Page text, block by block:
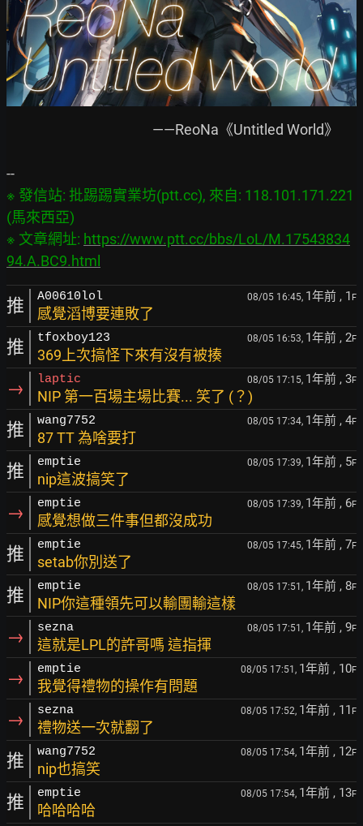
——ReoNa《Untitled World》
※ 發信站: 批踢踢實業坊(ptt.cc), 來自: 118.101.171.221
(馬來西亞)
※ 文章網址: https://www.ptt.cc/bbs/LoL/M.17543834
94.A.BC9.html
推 A00610lol 08/05 16:45, 1年前 , 1 F
感覺滔博要連敗了
推 tfoxboy123 08/05 16:53, 1年前 , 2F
369上次搞怪下來有沒有被揍
→ laptic 08/05 17:15, 1年前 , 3F
NIP 第一百場主場比賽... 笑了 (？)
推 wang7752 08/05 17:34, 1年前 , 4F
87 TT 為啥要打
推 emptie 08/05 17:39, 1年前 , 5F
nip這波搞笑了
→ emptie 08/05 17:39, 1年前 , 6F
感覺想做三件事但都沒成功
推 emptie 08/05 17:45, 1年前 , 7F
setab你別送了
推 emptie 08/05 17:51, 1年前 , 8F
NIP你這種領先可以輸團輸這樣
→ sezna 08/05 17:51, 1年前 , 9F
這就是LPL的許哥嗎 這指揮
→ emptie 08/05 17:51, 1年前 , 10F
我覺得禮物的操作有問題
→ sezna 08/05 17:52, 1年前 , 11 F
禮物送一次就翻了
推 wang7752 08/05 17:54, 1年前 , 12F
nip也搞笑
推 emptie 08/05 17:54, 1年前 , 13F
哈哈哈哈